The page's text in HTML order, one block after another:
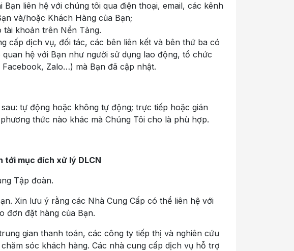
liên hệ với chúng tôi qua điện thoại, email, các kênh
và/hoặc Khách Hàng của Bạn;
khoản trên Nền Tảng.
cấp dịch vụ, đối tác, các bên liên kết và bên thứ ba có
hệ với Bạn như người sử dụng lao động, tổ chức
Zalo…) mà Bạn đã cập nhật.
tự động hoặc không tự động; trực tiếp hoặc gián
thức nào khác mà Chúng Tôi cho là phù hợp.
mục đích xử lý DLCN
Tập đoàn.
Xin lưu ý rằng các Nhà Cung Cấp có thể liên hệ với
đơn đặt hàng của Bạn.
gian thanh toán, các công ty tiếp thị và nghiên cứu
sóc khách hàng. Các nhà cung cấp dịch vụ hỗ trợ